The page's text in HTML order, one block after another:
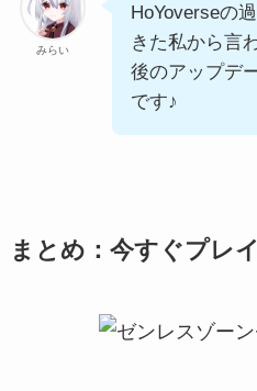
みらい
HoYoverseの
きた私から言
後のアップデ
です♪
まとめ：今すぐプレ